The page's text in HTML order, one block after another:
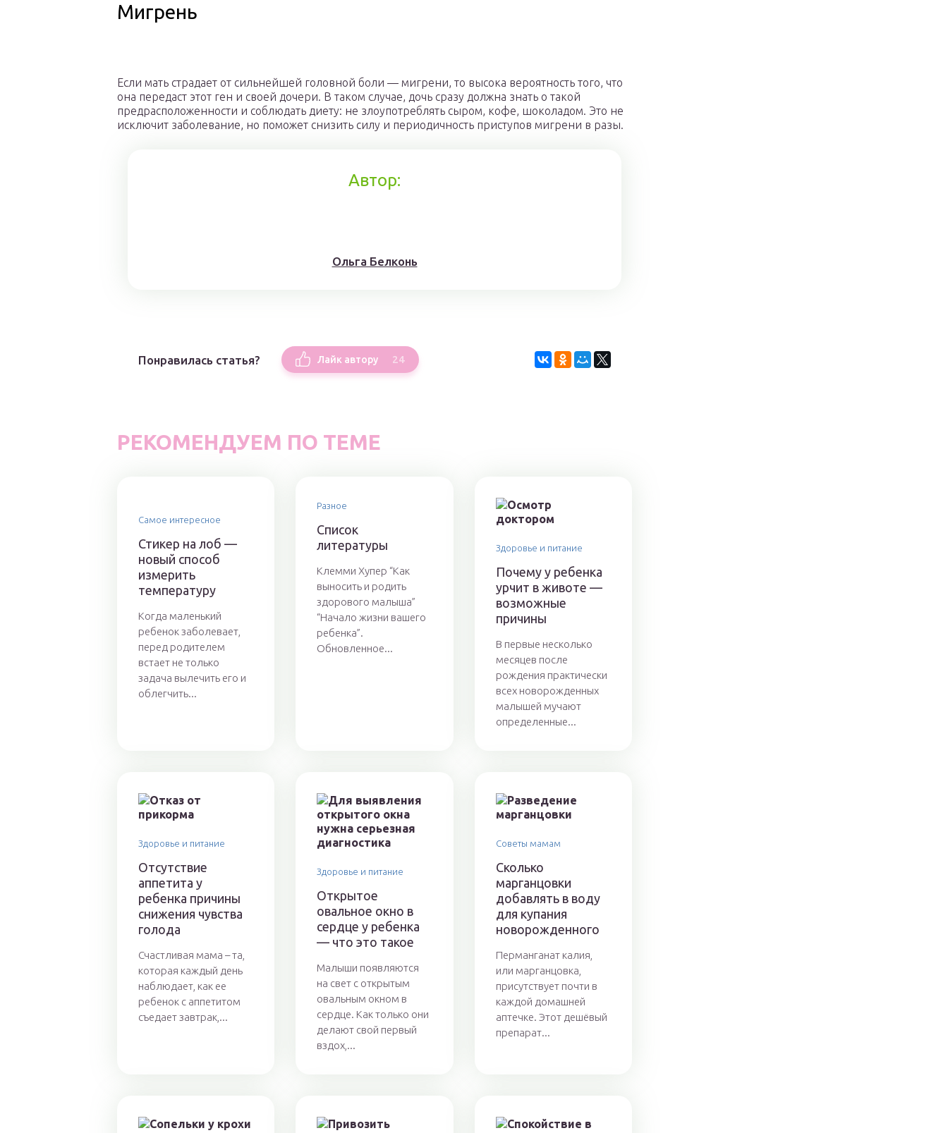
Мигрень
Если мать страдает от сильнейшей головной боли — мигрени, то высока вероятность того, что
она передаст этот ген и своей дочери. В таком случае, дочь сразу должна знать о такой
предрасположенности и соблюдать диету: не злоупотреблять сыром, кофе, шоколадом. Это не
исключит заболевание, но поможет снизить силу и периодичность приступов мигрени в разы.
Автор:
Ольга Белконь
Понравилась статья? Лайк автору 24
РЕКОМЕНДУЕМ ПО ТЕМЕ
Самое интересное
Стикер на лоб —
новый способ
измерить
температуру
Когда маленький
ребенок заболевает,
перед родителем
встает не только
задача вылечить его и
облегчить...
Разное
Список
литературы
Клемми Хупер “Как
выносить и родить
здорового малыша”
“Начало жизни вашего
ребенка”.
Обновленное...
Здоровье и питание
Почему у ребенка
урчит в животе —
возможные
причины
В первые несколько
месяцев после
рождения практически
всех новорожденных
малышей мучают
определенные...
Здоровье и питание
Отсутствие
аппетита у
ребенка причины
снижения чувства
голода
Счастливая мама – та,
которая каждый день
наблюдает, как ее
ребенок с аппетитом
съедает завтрак,...
Здоровье и питание
Открытое
овальное окно в
сердце у ребенка
— что это такое
Малыши появляются
на свет с открытым
овальным окном в
сердце. Как только они
делают свой первый
вздох,...
Советы мамам
Сколько
марганцовки
добавлять в воду
для купания
новорожденного
Перманганат калия,
или марганцовка,
присутствует почти в
каждой домашней
аптечке. Этот дешёвый
препарат...